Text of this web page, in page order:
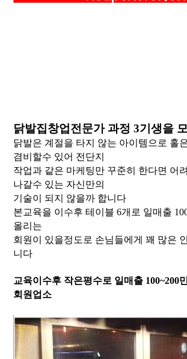
닭발집창업전문가 과정 3기생을
닭발은 계절을 타지 않는 아이템으로 홀
겸비할수 있어 전단지
작업과 같은 마케팅만 꾸준히 한다면 어
나갈수 있는 자신만의
기술이 되지 않을까 합니다
본교육을 이수후 테이블 6개로 일매출
올리는
회원이 있을정도로 손님들에게 꽤 많은
니다
교육이수후 작은평수로 일매출 100~200
회원업소